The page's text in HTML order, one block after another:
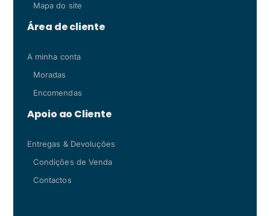
Mapa do site
Área de cliente
A minha conta
Moradas
Encomendas
Apoio ao Cliente
Entregas & Devoluções
Condições de Venda
Contactos